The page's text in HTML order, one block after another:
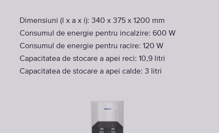
Dimensiuni (l x a x i): 340 x 375 x 1200 mm
Consumul de energie pentru incalzire: 600 W
Consumul de energie pentru racire: 120 W
Capacitatea de stocare a apei reci: 10,9 litri
Capacitatea de stocare a apei calde: 3 litri